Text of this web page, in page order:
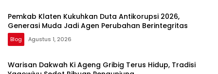
Pemkab Klaten Kukuhkan Duta Antikorupsi 2026,
Generasi Muda Jadi Agen Perubahan Berintegritas
Blog Agustus 1, 2026
Warisan Dakwah Ki Ageng Gribig Terus Hidup, Tradisi